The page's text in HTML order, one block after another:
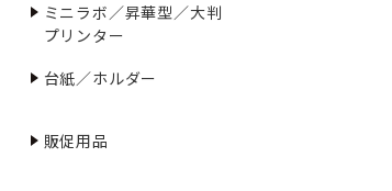
ミニラボ／昇華型／大判
プリンター
台紙／ホルダー
販促用品